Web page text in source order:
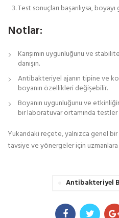
Test sonuçları başarılıysa,
Notlar:
Karışımın uygunluğunu ve
danışın.
Antibakteriyel ajanın tipine ve
boyanın özellikleri değişebilir.
Boyanın uygunluğunu ve
bir laboratuvar ortamında testler
Yukarıdaki reçete, yalnızca genel
tavsiye ve yönergeler için uzmanlara
Antibakteriyel